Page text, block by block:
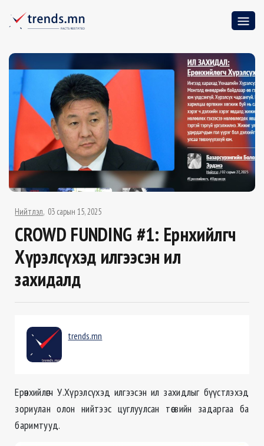
Нийтлэл 03 сарын 15, 2025
CROWD FUNDING #1: Ерөнхийлөгч
Хүрэлсүхэд илгээсэн ил
захидалд
trends.mn
Ерөнхийлөгч У.Хүрэлсүхэд илгээсэн ил захидлыг бүүстлэхэд
зориулан олон нийтээс цуглуулсан төсвийн задаргаа ба
баримтууд.